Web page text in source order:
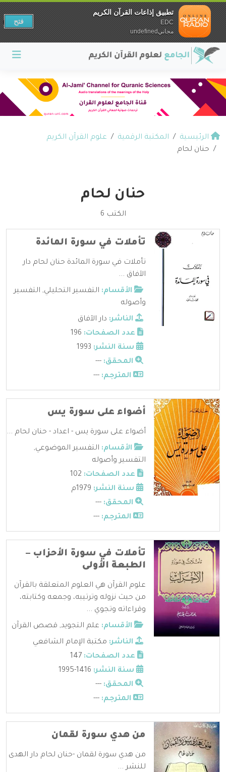
الرئيسية المكتبة الرقمية
علوم القرآن الكريم
حنان لحام
حنان لحام
الكتب 6
تأملات في سورة المائدة
تأملات في سورة المائدة حنان لحام دار
الآفاق ...
الأقسام: التفسير التحليلي, التفسير
وأصوله
الناشر: دار الآفاق
عدد الصفحات:
سنة النشر:
المحقق: ---
المترجم: ---
أضواء على سورة يس
أضواء على سورة يس - اعداد - حنان لحام ...
الأقسام: التفسير الموضوعي,
التفسير وأصوله
عدد الصفحات:
سنة النشر:
المحقق: ---
المترجم: ---
تأملات في سورة الأحزاب –
الطبعة الأولى
علوم القرآن هي العلوم المتعلقة بالقرآن
من حيث نزوله وترتيبه، وجمعه وكتابته،
وقراءاته وتجوي ...
الأقسام: علم التجويد, قصص القرآن
الناشر: مكتبة الإمام الشافعي
عدد الصفحات:
سنة النشر:
المحقق: ---
المترجم: ---
من هدي سورة لقمان
من هدي سورة لقمان -حنان لحام دار الهدى
للنشر ...
تطبيق إذاعات القرآن الكريم
EDC
مجانيundefined
فتح